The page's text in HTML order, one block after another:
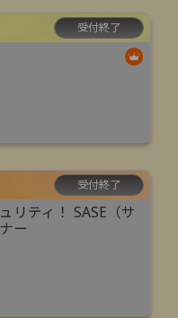
受付終了
受付終了
リティ！ SASE（サ
ー